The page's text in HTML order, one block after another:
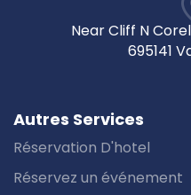
Near Cliff N
695141
Autres Services
Réservation D'hotel
Réservez un événement